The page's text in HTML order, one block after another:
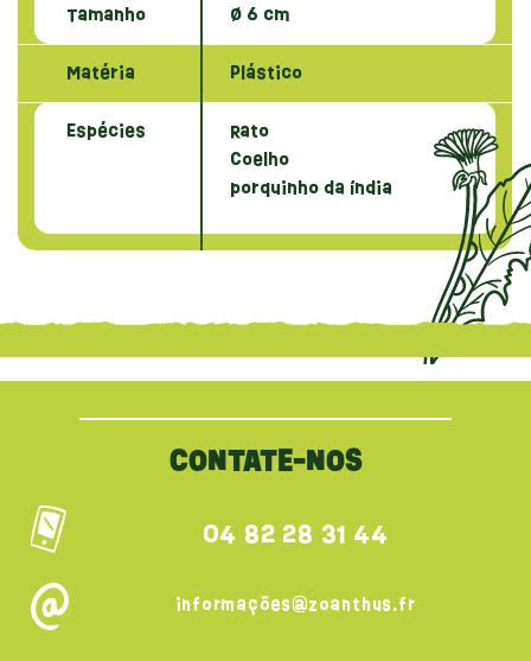
Tamanho Ø 6 cm
Matéria Plástico
Espécies
Rato
Coelho
porquinho da índia
CONTATE-NOS
04 82 28 31 44
informações@zoanthus.fr